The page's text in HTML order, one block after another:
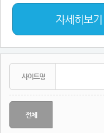
자세히보기
전체